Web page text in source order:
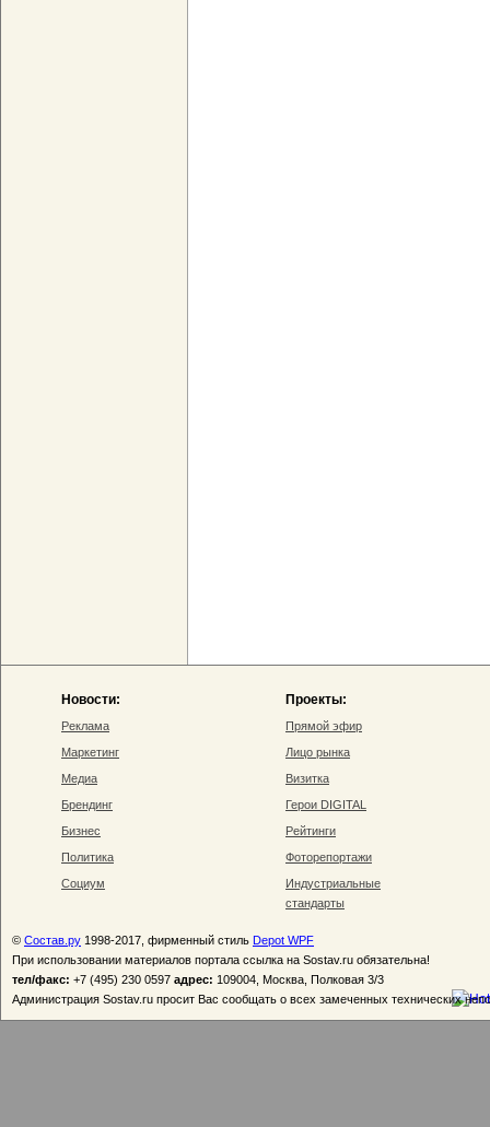
Новости:
Реклама
Маркетинг
Медиа
Брендинг
Бизнес
Политика
Социум
Проекты:
Прямой эфир
Лицо рынка
Визитка
Герои DIGITAL
Рейтинги
Фоторепортажи
Индустриальные
стандарты
© Состав.ру 1998-2017, фирменный стиль Depot WPF
При использовании материалов портала ссылка на Sostav.ru обязательна!
тел/факс: +7 (495) 230 0597 адрес: 109004, Москва, Полковая 3/3
Администрация Sostav.ru просит Вас сообщать о всех замеченных технических